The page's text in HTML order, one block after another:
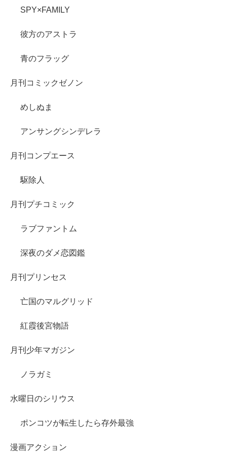
SPY×FAMILY
彼方のアストラ
青のフラッグ
月刊コミックゼノン
めしぬま
アンサングシンデレラ
月刊コンプエース
駆除人
月刊プチコミック
ラブファントム
深夜のダメ恋図鑑
月刊プリンセス
亡国のマルグリッド
紅霞後宮物語
月刊少年マガジン
ノラガミ
水曜日のシリウス
ポンコツが転生したら存外最強
漫画アクション